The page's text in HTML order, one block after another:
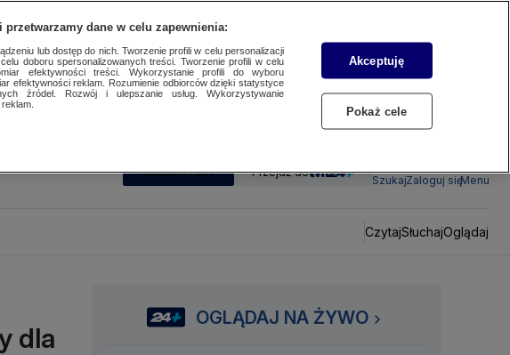
SUBSKRYBUJ Przejdź do
SzukajZaloguj sięMenu
CzytajSłuchajOglądaj
dla
OGLĄDAJ NA ŻYWO
dane w celu zapewnienia:
lub dostęp do nich. Tworzenie profili w celu personalizacji
doboru spersonalizowanych treści. Tworzenie profili w celu
efektywności treści. Wykorzystanie profili do wyboru
efektywności reklam. Rozumienie odbiorców dzięki statystyce
źródeł. Rozwój i ulepszanie usług. Wykorzystywanie
Akceptuję
Pokaż cele